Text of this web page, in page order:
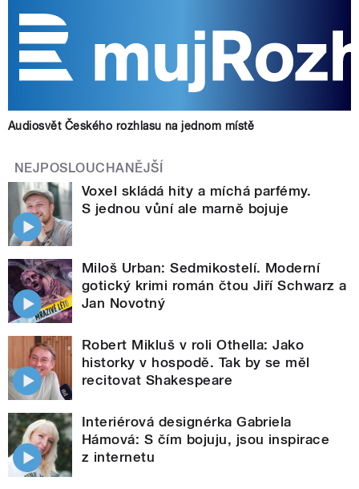
Audiosvět Českého rozhlasu na jednom místě
NEJPOSLOUCHANĚJŠÍ
Voxel skládá hity a míchá parfémy.
S jednou vůní ale marně bojuje
Miloš Urban: Sedmikostelí. Moderní
gotický krimi román čtou Jiří Schwarz a
Jan Novotný
Robert Mikluš v roli Othella: Jako
historky v hospodě. Tak by se měl
recitovat Shakespeare
Interiérová designérka Gabriela
Hámová: S čím bojuju, jsou inspirace
z internetu